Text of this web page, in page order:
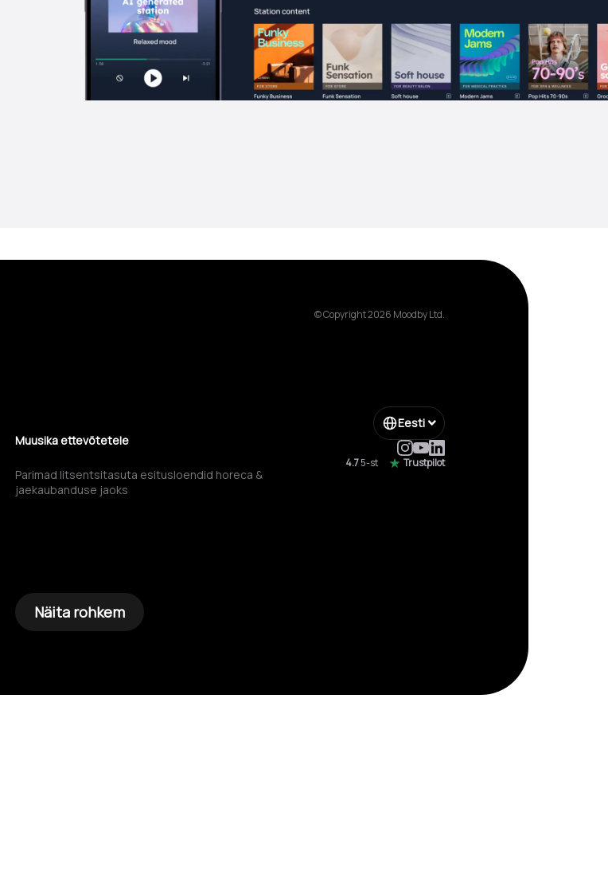
© Copyright 2026 Moodby Ltd.
Muusika ettevõtetele
Parimad litsentsitasuta esitusloendid horeca &
jaekaubanduse jaoks
Näita rohkem
Eesti
4.75-st Trustpilot